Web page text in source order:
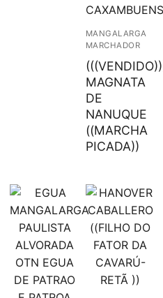
MANGALARGA
MARCHADOR
MAGNATA
DE
NANUQUE
((MARCHA
PICADA))